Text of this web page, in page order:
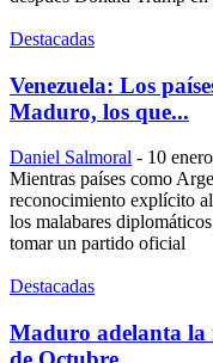
Destacadas
Venezuela: Los
Maduro, los que...
Daniel Salmoral - 10
Mientras países como
reconocimiento explícito
los malabares
tomar un partido oficial
Destacadas
Maduro adelanta la